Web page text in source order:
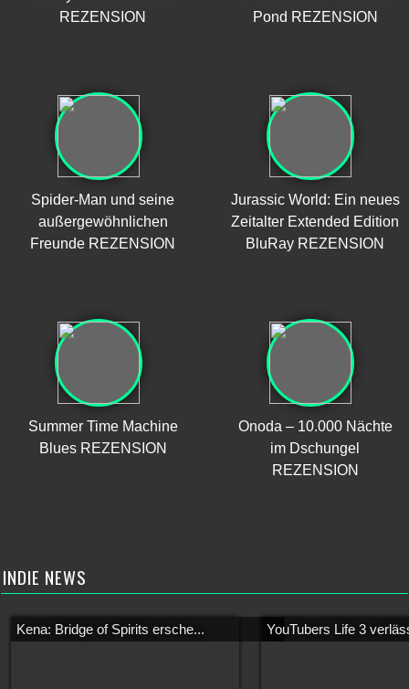
REZENSION
Pond REZENSION
Spider-Man und seine
außergewöhnlichen
Freunde REZENSION
Jurassic World: Ein neues
Zeitalter Extended Edition
BluRay REZENSION
Summer Time Machine
Blues REZENSION
Onoda – 10.000 Nächte
im Dschungel
REZENSION
INDIE NEWS
Kena: Bridge of Spirits ersche... YouTubers Life 3